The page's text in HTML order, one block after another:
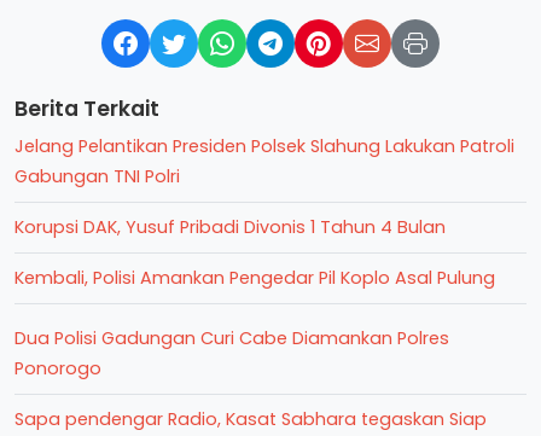
Berita Terkait
Jelang Pelantikan Presiden Polsek Slahung Lakukan Patroli
Gabungan TNI Polri
Korupsi DAK, Yusuf Pribadi Divonis 1 Tahun 4 Bulan
Kembali, Polisi Amankan Pengedar Pil Koplo Asal Pulung
Dua Polisi Gadungan Curi Cabe Diamankan Polres
Ponorogo
Sapa pendengar Radio, Kasat Sabhara tegaskan Siap